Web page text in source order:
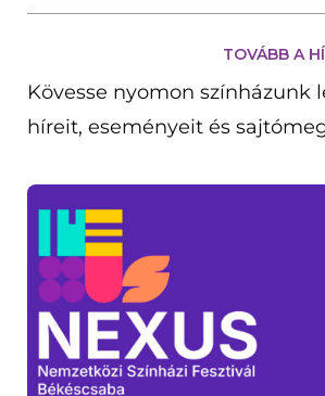
Kövesse nyomon színházunk
híreit, eseményeit és
TOVÁBB A